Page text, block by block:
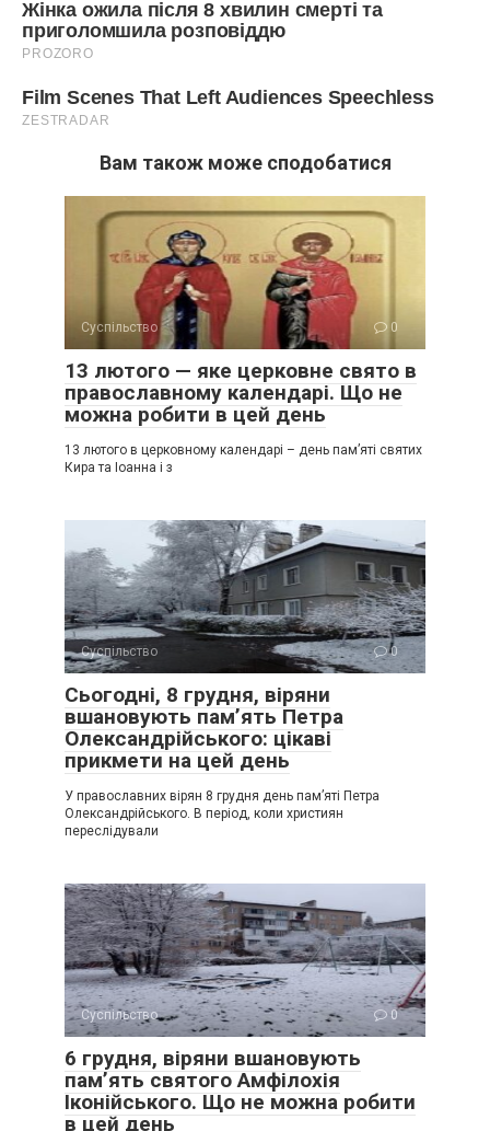
Вам також може сподобатися
Суспільство 0
13 лютого — яке церковне свято в
православному календарі. Що не
можна робити в цей день
13 лютого в церковному календарі – день пам’яті святих
Кира та Іоанна і з
Суспільство 0
Сьогодні, 8 грудня, віряни
вшановують пам’ять Петра
Олександрійського: цікаві
прикмети на цей день
У православних вірян 8 грудня день пам’яті Петра
Олександрійського. В період, коли християн
переслідували
Суспільство 0
6 грудня, віряни вшановують
пам’ять святого Амфілохія
Іконійського. Що не можна робити
в цей день